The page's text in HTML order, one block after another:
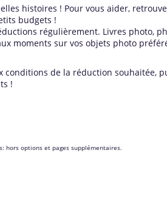
histoires ! Pour vous aider,
budgets !
régulièrement. Livres photo,
moments sur vos objets photo
conditions de la réduction souhaitée,
!
hors options et pages supplémentaires.